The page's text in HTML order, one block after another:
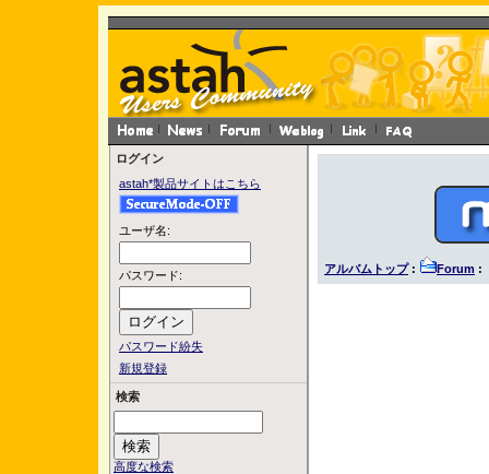
ログイン
astah*製品サイトはこちら
ユーザ名:
パスワード:
パスワード紛失
新規登録
検索
高度な検索
アルバムトップ: Forum :